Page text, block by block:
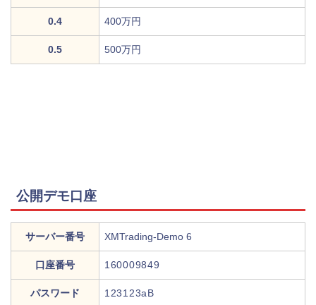
0.4 400万円
0.5 500万円
公開デモ口座
サーバー番号 XMTrading-Demo 6
口座番号 160009849
パスワード 123123aB